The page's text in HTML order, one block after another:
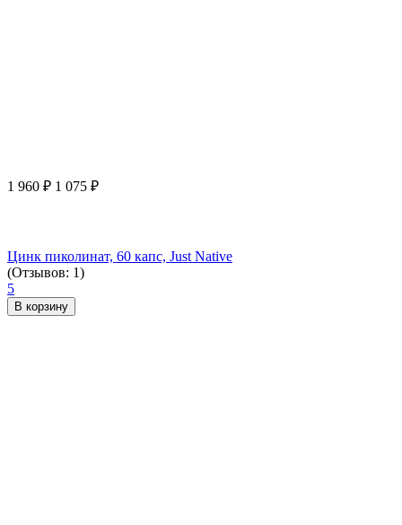
1 960 ₽ 1 075 ₽
Цинк пиколинат, 60 капс, Just Native
(Отзывов: 1)
5
В корзину